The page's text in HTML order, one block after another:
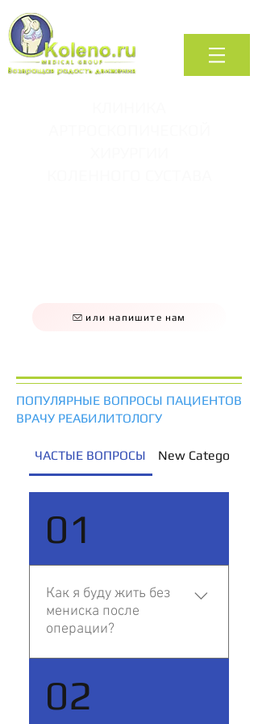
или напишите нам
ПОПУЛЯРНЫЕ ВОПРОСЫ ПАЦИЕНТОВ
ВРАЧУ РЕАБИЛИТОЛОГУ
ЧАСТЫЕ ВОПРОСЫ New Category
01
Как я буду жить без
мениска после
операции?
Вашему колену все, что
возможно сохранить.
02